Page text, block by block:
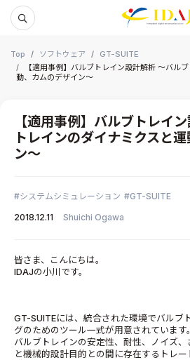
Top ソフトウェア
GT-SUITE
【適用事例】バルブトレイン設計解析 ～バル
動、カムのデザイン～
【適用事例】バルブトレイ
トレインのダイナミクスと
ン～
システムシミュレーション
GT-SUITE
2018.12.11
Shuichi Ogawa
皆さま、こんにちは。
IDAJの小川です。
GT-SUITEには、統合された環境でバルブ
グのためのツール一式が用意されています
バルブトレインの安定性、耐性、ノイズ
と機械的設計目的との間に存在するトレ